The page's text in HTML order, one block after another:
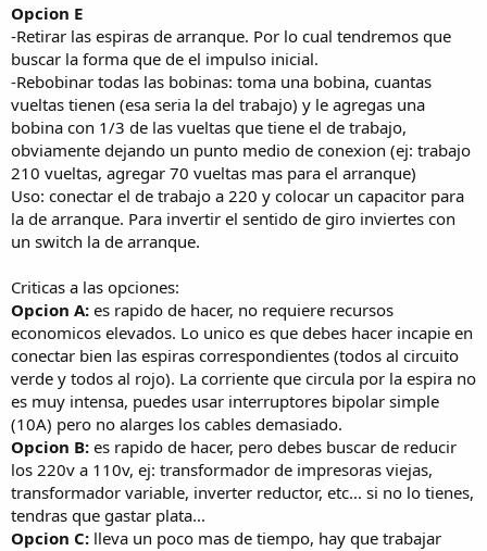
Opcion E
-Retirar las espiras de arranque. Por lo cual tendremos que
buscar la forma que de el impulso inicial.
-Rebobinar todas las bobinas: toma una bobina, cuantas
vueltas tienen (esa seria la del trabajo) y le agregas una
bobina con 1/3 de las vueltas que tiene el de trabajo,
obviamente dejando un punto medio de conexion (ej: trabajo
210 vueltas, agregar 70 vueltas mas para el arranque)
Uso: conectar el de trabajo a 220 y colocar un capacitor para
la de arranque. Para invertir el sentido de giro inviertes con
un switch la de arranque.
Criticas a las opciones:
Opcion A: es rapido de hacer, no requiere recursos
economicos elevados. Lo unico es que debes hacer incapie en
conectar bien las espiras correspondientes (todos al circuito
verde y todos al rojo). La corriente que circula por la espira no
es muy intensa, puedes usar interruptores bipolar simple
(10A) pero no alarges los cables demasiado.
Opcion B: es rapido de hacer, pero debes buscar de reducir
los 220v a 110v, ej: transformador de impresoras viejas,
transformador variable, inverter reductor, etc... si no lo tienes,
tendras que gastar plata...
Opcion C: lleva un poco mas de tiempo, hay que trabajar